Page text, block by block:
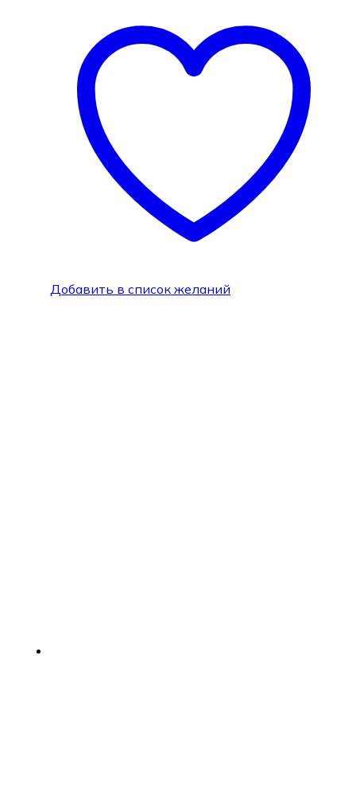
Добавить в список желаний